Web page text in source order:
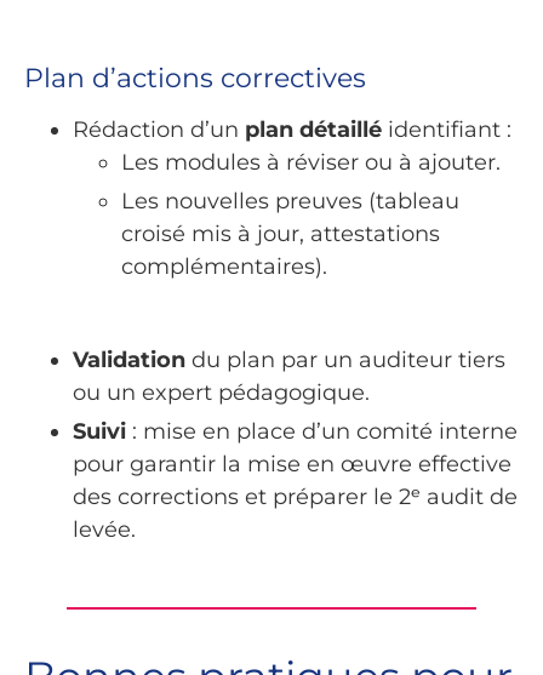
Plan d’actions correctives
Rédaction d’un plan détaillé identifiant :
Les modules à réviser ou à ajouter.
Les nouvelles preuves (tableau
croisé mis à jour, attestations
complémentaires).
Validation du plan par un auditeur tiers
ou un expert pédagogique.
Suivi : mise en place d’un comité interne
pour garantir la mise en œuvre effective
des corrections et préparer le 2ᵉ audit de
levée.